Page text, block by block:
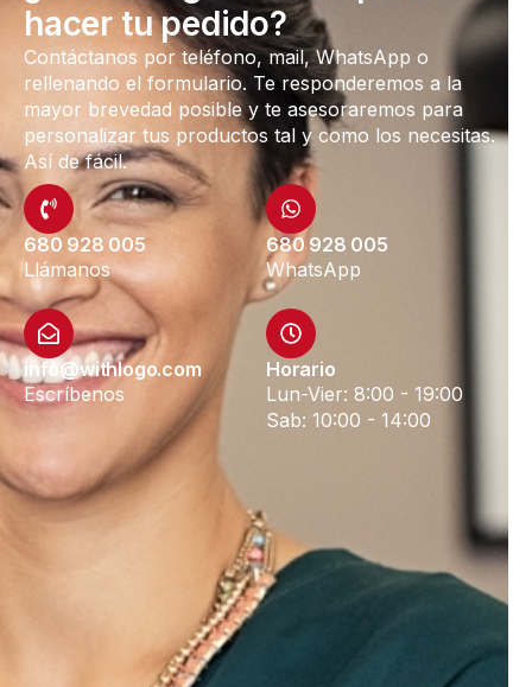
hacer tu pedido?
Contáctanos por teléfono, mail, WhatsApp o
rellenando el formulario. Te responderemos a la
mayor brevedad posible y te asesoraremos para
personalizar tus productos tal y como los necesitas.
Así de fácil.
680 928 005
Llámanos
680 928 005
WhatsApp
info@withlogo.com
Escríbenos
Horario
Lun-Vier: 8:00 - 19:00
Sab: 10:00 - 14:00